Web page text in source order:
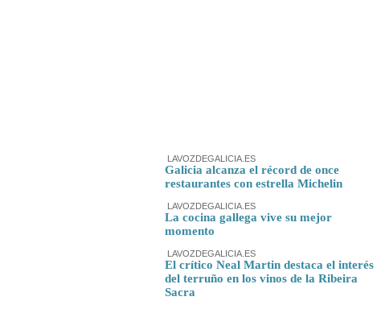
LAVOZDEGALICIA.ES
Galicia alcanza el récord de once
restaurantes con estrella Michelin
LAVOZDEGALICIA.ES
La cocina gallega vive su mejor
momento
LAVOZDEGALICIA.ES
El crítico Neal Martin destaca el interés
del terruño en los vinos de la Ribeira
Sacra